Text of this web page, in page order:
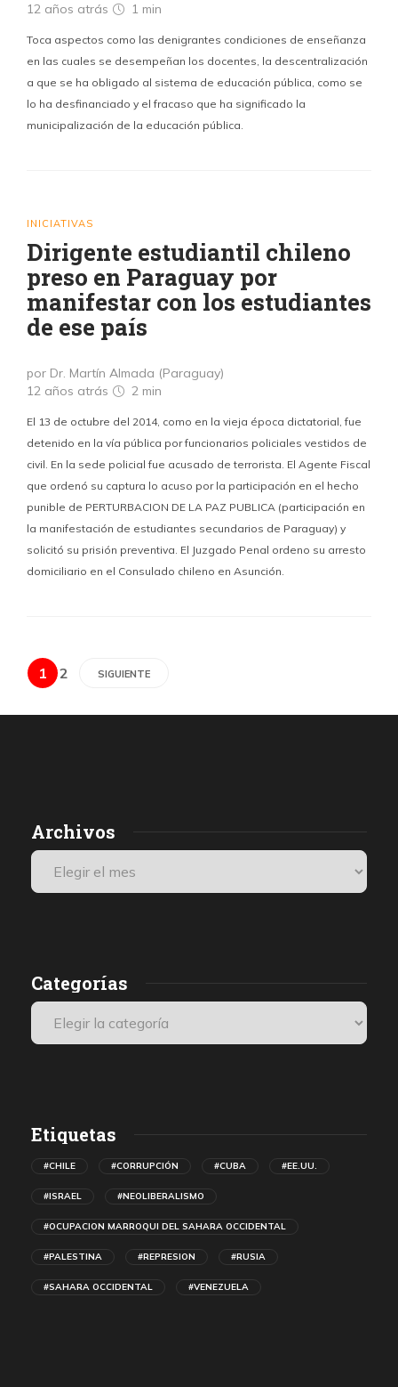
12 años atrás
1 min
Toca aspectos como las denigrantes condiciones de enseñanza
en las cuales se desempeñan los docentes, la descentralización
a que se ha obligado al sistema de educación pública, como se
lo ha desfinanciado y el fracaso que ha significado la
municipalización de la educación pública.
INICIATIVAS
Dirigente estudiantil chileno
preso en Paraguay por
manifestar con los estudiantes
de ese país
por Dr. Martín Almada (Paraguay)
12 años atrás
2 min
El 13 de octubre del 2014, como en la vieja época dictatorial, fue
detenido en la vía pública por funcionarios policiales vestidos de
civil. En la sede policial fue acusado de terrorista. El Agente Fiscal
que ordenó su captura lo acuso por la participación en el hecho
punible de PERTURBACION DE LA PAZ PUBLICA (participación en
la manifestación de estudiantes secundarios de Paraguay) y
solicitó su prisión preventiva. El Juzgado Penal ordeno su arresto
domiciliario en el Consulado chileno en Asunción.
1 2 SIGUIENTE
Archivos
Categorías
Etiquetas
#CHILE #CORRUPCIÓN #CUBA #EE.UU.
#ISRAEL #NEOLIBERALISMO
#OCUPACION MARROQUI DEL SAHARA OCCIDENTAL
#PALESTINA #REPRESION #RUSIA
#SAHARA OCCIDENTAL #VENEZUELA